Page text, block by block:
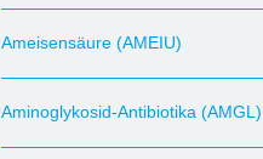
Ameisensäure (AMEIU)
Aminoglykosid-Antibiotika (AMGL)